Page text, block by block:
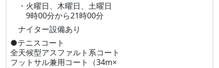
・火曜日、木曜日、土曜日
9時00分から21時00分
ナイター設備あり
●テニスコート
全天候型アスファルト系コート
フットサル兼用コート（34m×